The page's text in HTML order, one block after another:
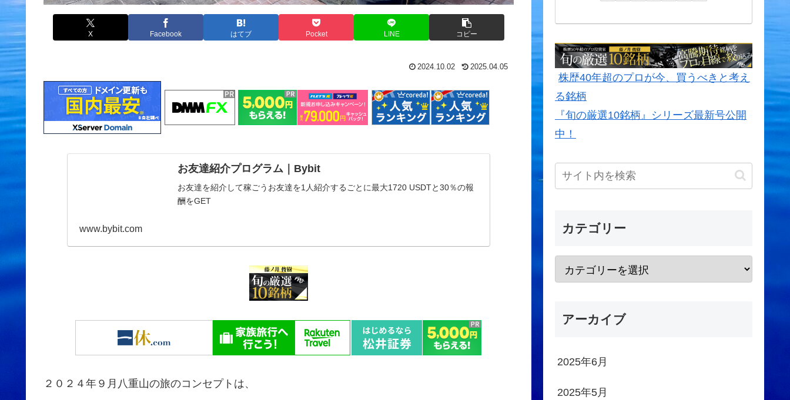
X Facebook はてブ Pocket LINE コピー
2024.10.02 2025.04.05
お友達紹介プログラム｜Bybit
お友達を紹介して稼ごうお友達を1人紹介するごとに最大1720 USDTと30％の報
酬をGET
www.bybit.com
２０２４年９月八重山の旅のコンセプトは、
株歴40年超のプロが今、買うべきと考え
る銘柄
『旬の厳選10銘柄』シリーズ最新号公開
中！
カテゴリー
アーカイブ
2025年6月
2025年5月